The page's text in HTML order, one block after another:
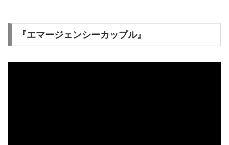
『エマージェンシーカップル』